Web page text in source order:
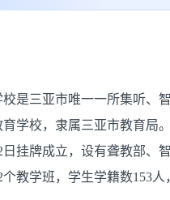
校是三亚市唯一一所集听、
学校，隶属三亚市教育局。
日挂牌成立，设有聋教部、
教学班，学生学籍数153